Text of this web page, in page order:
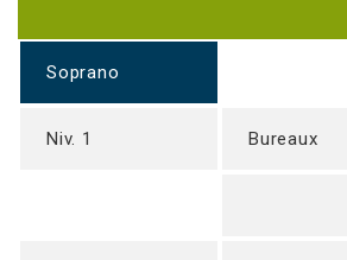
Soprano
Niv. 1 Bureaux